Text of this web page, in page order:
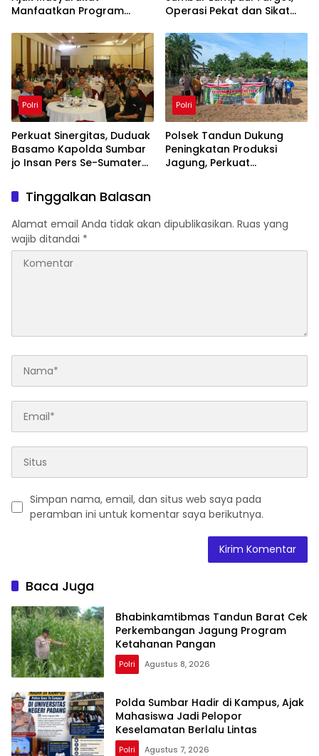
Manfaatkan Program
Kendaraan 2026
Operasi Pekat dan Sikat
Hasil Maksimal
Polri
Perkuat Sinergitas, Duduak
Basamo Kapolda Sumbar
jo Insan Pers Se-Sumatera
Polri
Polsek Tandun Dukung
Peningkatan Produksi
Jagung, Perkuat
Tinggalkan Balasan
Alamat email Anda tidak akan dipublikasikan. Ruas yang
wajib ditandai *
Simpan nama, email, dan situs web saya pada
peramban ini untuk komentar saya berikutnya.
Baca Juga
Bhabinkamtibmas Tandun Barat Cek
Perkembangan Jagung Program
Ketahanan Pangan
Polri Agustus 8, 2026
Polda Sumbar Hadir di Kampus, Ajak
Mahasiswa Jadi Pelopor
Keselamatan Berlalu Lintas
Polri Agustus 7, 2026